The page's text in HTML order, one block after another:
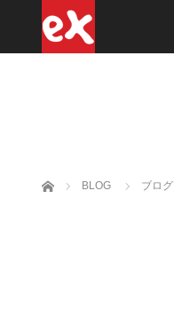
ホーム BLOG ブログ